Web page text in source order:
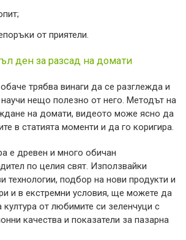
от приятели.
ден за разсад на домати
трябва винаги да се разглежда и
нещо полезно от него. Методът на
на домати, видеото може ясно да
в статията моменти и да го коригира.
е древен и много обичан
по целия свят. Използвайки
технологии, подбор на нови продукти и
и в екстремни условия, ще можете да
култура от любимите си зеленчуци с
качества и показатели за пазарна